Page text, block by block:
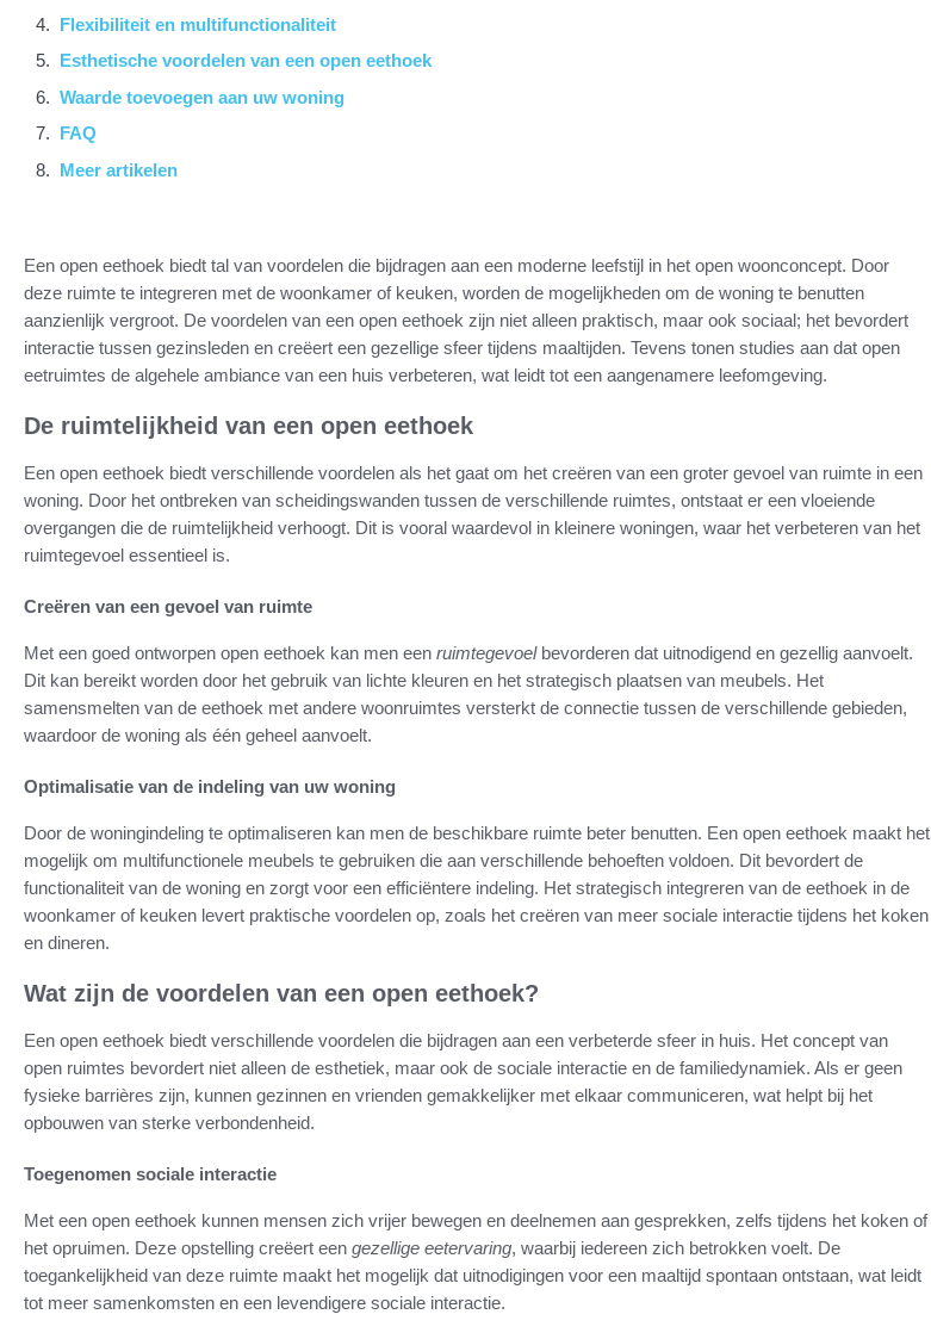
Flexibiliteit en multifunctionaliteit
Esthetische voordelen van een open eethoek
Waarde toevoegen aan uw woning
FAQ
Meer artikelen
Een open eethoek biedt tal van voordelen die bijdragen aan een moderne leefstijl in het open woonconcept. Door
deze ruimte te integreren met de woonkamer of keuken, worden de mogelijkheden om de woning te benutten
aanzienlijk vergroot. De voordelen van een open eethoek zijn niet alleen praktisch, maar ook sociaal; het bevordert
interactie tussen gezinsleden en creëert een gezellige sfeer tijdens maaltijden. Tevens tonen studies aan dat open
eetruimtes de algehele ambiance van een huis verbeteren, wat leidt tot een aangenamere leefomgeving.
De ruimtelijkheid van een open eethoek
Een open eethoek biedt verschillende voordelen als het gaat om het creëren van een groter gevoel van ruimte in een
woning. Door het ontbreken van scheidingswanden tussen de verschillende ruimtes, ontstaat er een vloeiende
overgangen die de ruimtelijkheid verhoogt. Dit is vooral waardevol in kleinere woningen, waar het verbeteren van het
ruimtegevoel essentieel is.
Creëren van een gevoel van ruimte
Met een goed ontworpen open eethoek kan men een ruimtegevoelbevorderen dat uitnodigend en gezellig aanvoelt.
Dit kan bereikt worden door het gebruik van lichte kleuren en het strategisch plaatsen van meubels. Het
samensmelten van de eethoek met andere woonruimtes versterkt de connectie tussen de verschillende gebieden,
waardoor de woning als één geheel aanvoelt.
Optimalisatie van de indeling van uw woning
Door de woningindeling te optimaliseren kan men de beschikbare ruimte beter benutten. Een open eethoek maakt het
mogelijk om multifunctionele meubels te gebruiken die aan verschillende behoeften voldoen. Dit bevordert de
functionaliteit van de woning en zorgt voor een efficiëntere indeling. Het strategisch integreren van de eethoek in de
woonkamer of keuken levert praktische voordelen op, zoals het creëren van meer sociale interactie tijdens het koken
en dineren.
Wat zijn de voordelen van een open eethoek?
Een open eethoek biedt verschillende voordelen die bijdragen aan een verbeterde sfeer in huis. Het concept van
open ruimtes bevordert niet alleen de esthetiek, maar ook de sociale interactie en de familiedynamiek. Als er geen
fysieke barrières zijn, kunnen gezinnen en vrienden gemakkelijker met elkaar communiceren, wat helpt bij het
opbouwen van sterke verbondenheid.
Toegenomen sociale interactie
Met een open eethoek kunnen mensen zich vrijer bewegen en deelnemen aan gesprekken, zelfs tijdens het koken of
het opruimen. Deze opstelling creëert een gezellige eetervaring, waarbij iedereen zich betrokken voelt. De
toegankelijkheid van deze ruimte maakt het mogelijk dat uitnodigingen voor een maaltijd spontaan ontstaan, wat leidt
tot meer samenkomsten en een levendigere sociale interactie.